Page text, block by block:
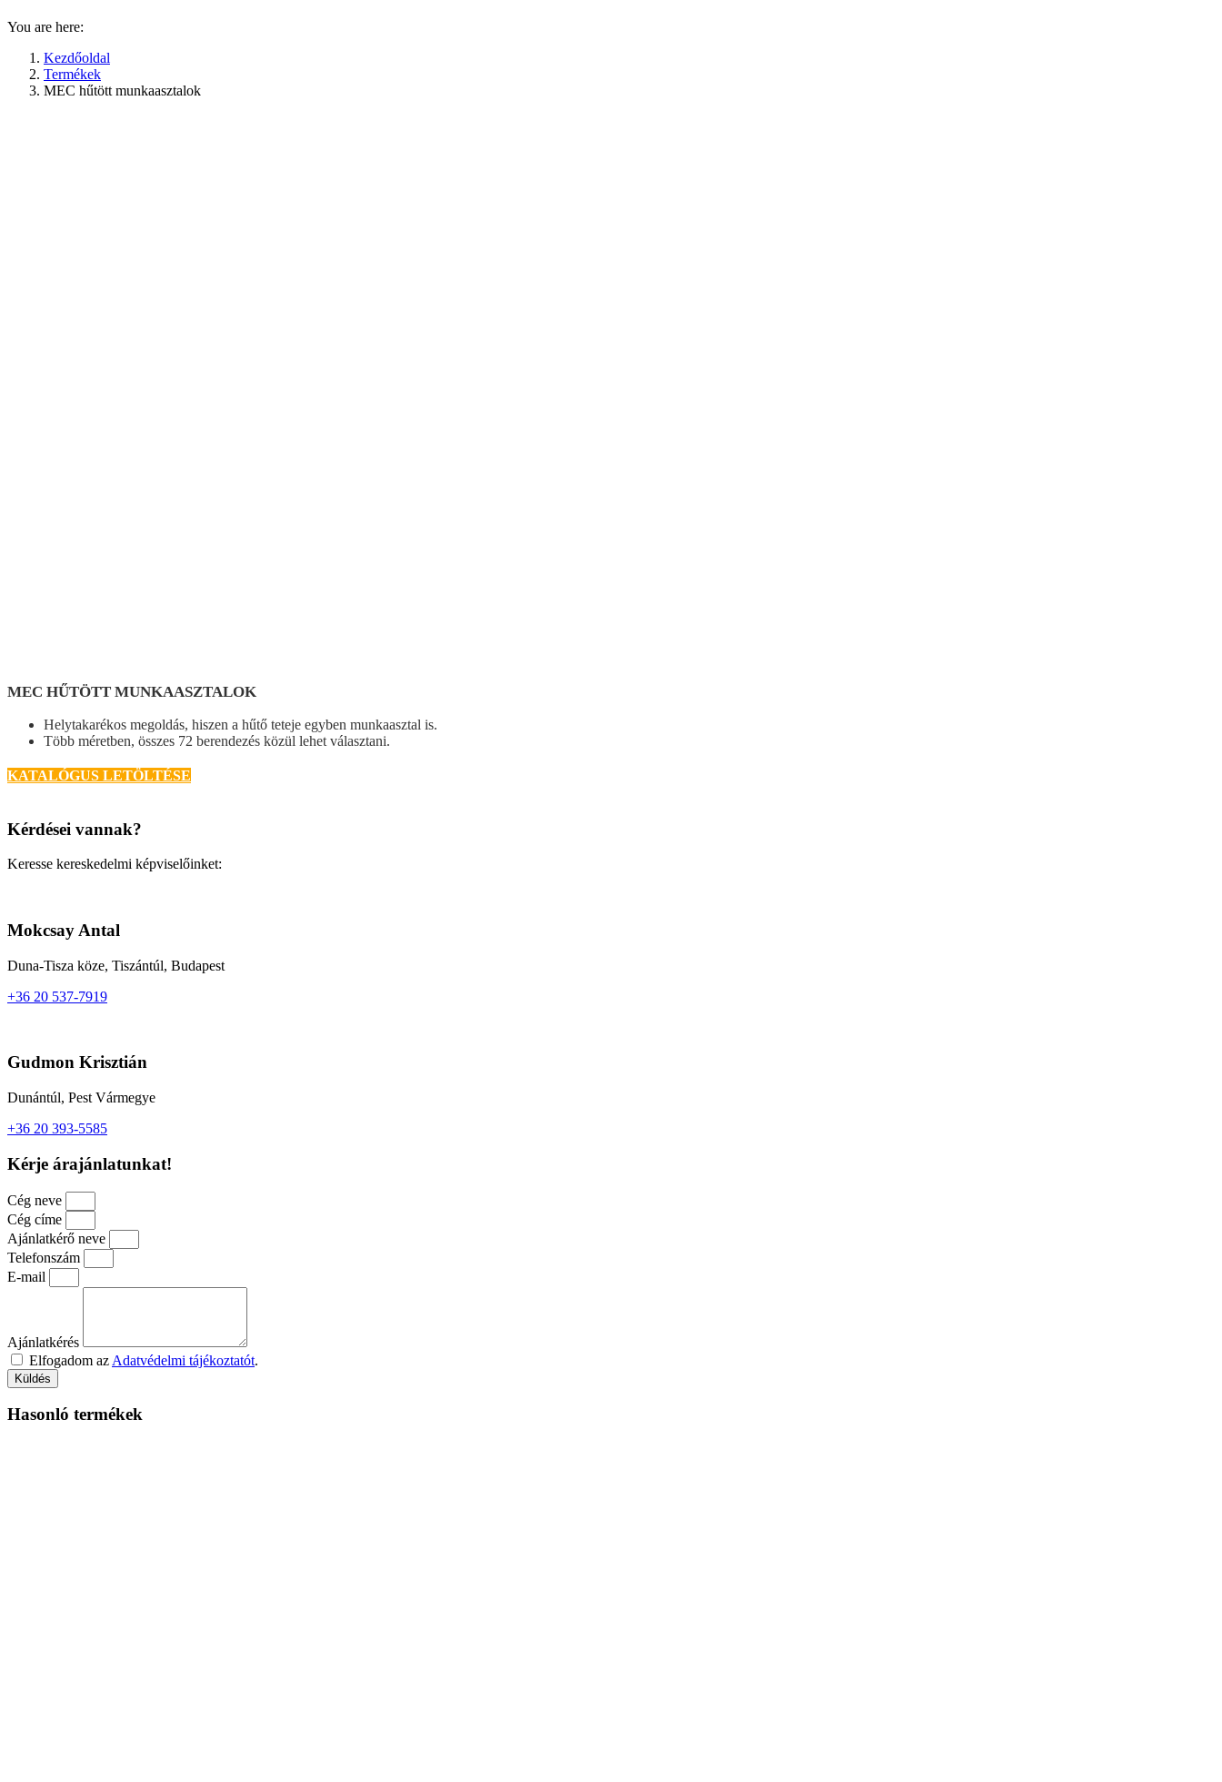
You are here:
Kezdőoldal
Termékek
MEC hűtött munkaasztalok
MEC HŰTÖTT MUNKAASZTALOK
Helytakarékos megoldás, hiszen a hűtő teteje egyben munkaasztal is.
Több méretben, összes 72 berendezés közül lehet választani.
KATALÓGUS LETÖLTÉSE
Kérdései vannak?
Keresse kereskedelmi képviselőinket:
Mokcsay Antal
Duna-Tisza köze, Tiszántúl, Budapest
+36 20 537-7919
Gudmon Krisztián
Dunántúl, Pest Vármegye
+36 20 393-5585
Kérje árajánlatunkat!
Cég neve
Cég címe
Ajánlatkérő neve
Telefonszám
E-mail
Ajánlatkérés
Elfogadom az Adatvédelmi tájékoztatót.
Küldés
Hasonló termékek